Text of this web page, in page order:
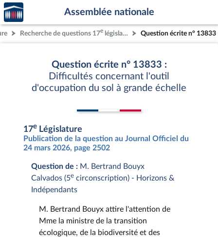
Aller au contenu
Aller en bas de la page
Accèder
à la
page
d'accueil
Assemblée nationale
Recherche de questions 17e législature Question écrite n° 13833
Question écrite n° 13833 :
Difficultés concernant l'outil
d'occupation du sol à grande échelle
17e Législature
Publication de la question au Journal Officiel du
24 mars 2026, page 2502
Question de : M. Bertrand Bouyx
Calvados (5e circonscription) - Horizons &
Indépendants
M. Bertrand Bouyx attire l'attention de
Mme la ministre de la transition
écologique, de la biodiversité et des